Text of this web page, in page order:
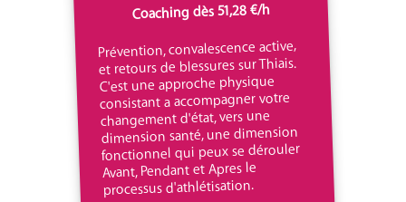
Coaching dès 51,28 €/h
Prévention, convalescence active,
et retours de blessures sur Thiais.
C'est une approche physique
consistant a accompagner votre
changement d'état, vers une
dimension santé, une dimension
fonctionnel qui peux se dérouler
Avant, Pendant et Apres le
processus d'athlétisation.